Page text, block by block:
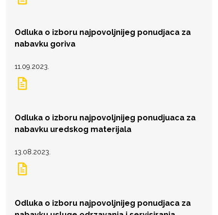
Odluka o izboru najpovoljnijeg ponudjaca za
nabavku goriva
11.09.2023.
Odluka o izboru najpovoljnijeg ponudjuaca za
nabavku uredskog materijala
13.08.2023.
Odluka o izboru najpovoljnijeg ponudjaca za